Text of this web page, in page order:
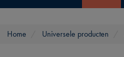
Home Universele producten